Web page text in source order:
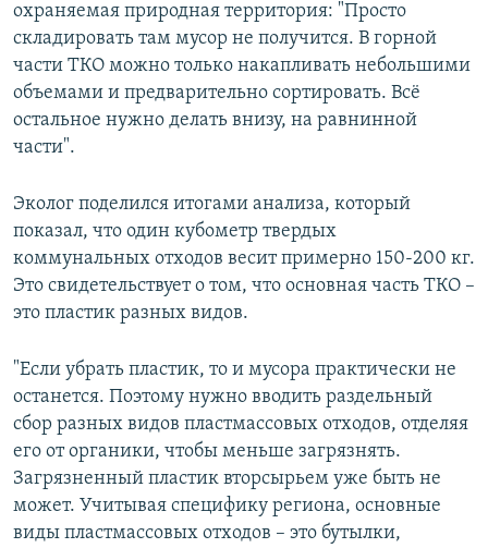
охраняемая природная территория: "Просто
складировать там мусор не получится. В горной
части ТКО можно только накапливать небольшими
объемами и предварительно сортировать. Всё
остальное нужно делать внизу, на равнинной
части".
Эколог поделился итогами анализа, который
показал, что один кубометр твердых
коммунальных отходов весит примерно 150-200 кг.
Это свидетельствует о том, что основная часть ТКО –
это пластик разных видов.
"Если убрать пластик, то и мусора практически не
останется. Поэтому нужно вводить раздельный
сбор разных видов пластмассовых отходов, отделяя
его от органики, чтобы меньше загрязнять.
Загрязненный пластик вторсырьем уже быть не
может. Учитывая специфику региона, основные
виды пластмассовых отходов – это бутылки,